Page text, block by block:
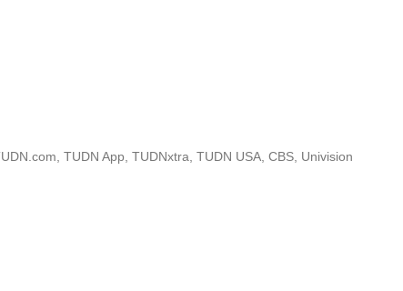
TUDN App, TUDNxtra, TUDN USA, CBS, Univision